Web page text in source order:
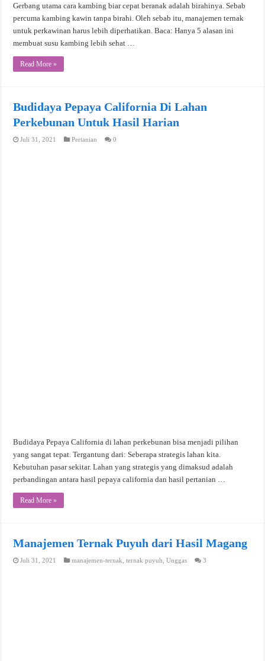
Gerbang utama cara kambing biar cepat beranak adalah birahinya. Sebab
percuma kambing kawin tanpa birahi. Oleh sebab itu, manajemen ternak
untuk perkawinan harus lebih diperhatikan. Baca: Hanya 5 alasan ini
membuat susu kambing lebih sehat …
Read More »
Budidaya Pepaya California Di Lahan
Perkebunan Untuk Hasil Harian
Juli 31, 2021 Pertanian 0
Budidaya Pepaya California di lahan perkebunan bisa menjadi pilihan
yang sangat tepat. Tergantung dari: Seberapa strategis lahan kita.
Kebutuhan pasar sekitar. Lahan yang strategis yang dimaksud adalah
perbandingan antara hasil pepaya california dan hasil pertanian …
Read More »
Manajemen Ternak Puyuh dari Hasil Magang
Juli 31, 2021 manajemen-ternak ,ternak puyuh ,Unggas 3